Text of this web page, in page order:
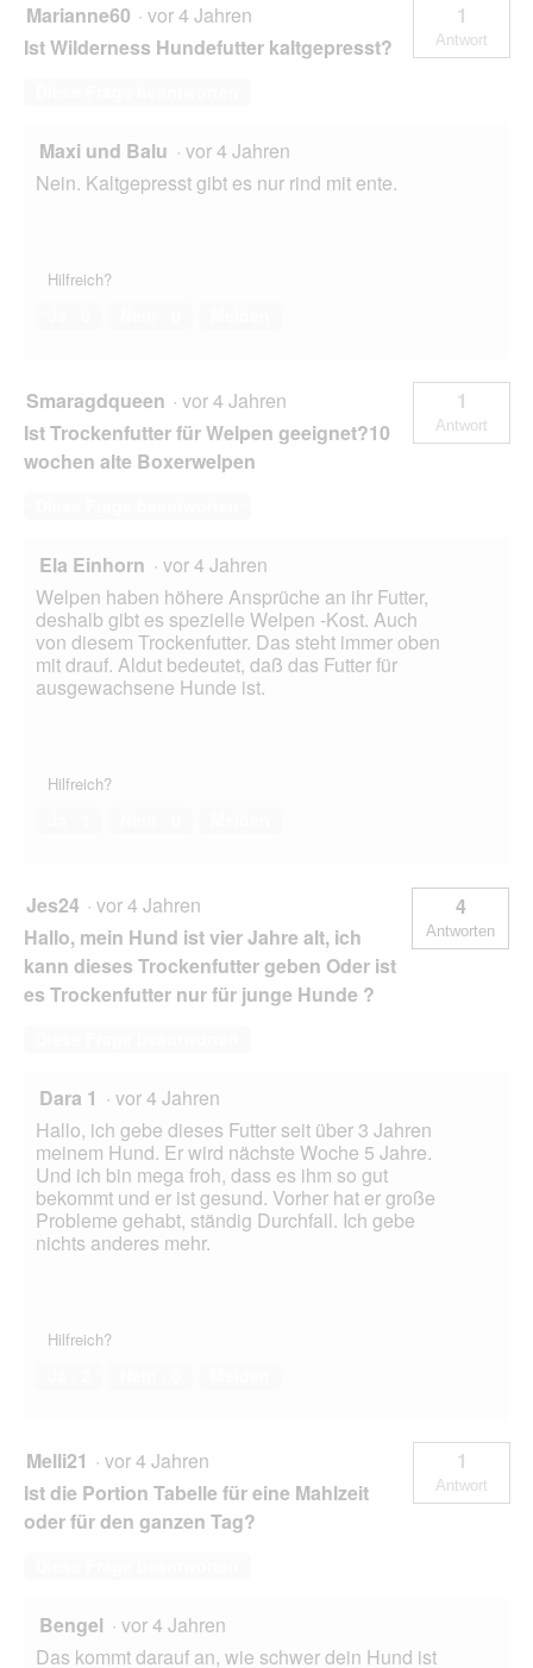
Marianne60 · vor 4 Jahren
Ist Wilderness Hundefutter kaltgepresst?
1
Antwort
Maxi und Balu · vor 4 Jahren
Nein. Kaltgepresst gibt es nur rind mit ente.
Hilfreich?
Smaragdqueen · vor 4 Jahren
Ist Trockenfutter für Welpen geeignet?10
wochen alte Boxerwelpen
1
Antwort
Ela Einhorn · vor 4 Jahren
Welpen haben höhere Ansprüche an ihr Futter,
deshalb gibt es spezielle Welpen -Kost. Auch
von diesem Trockenfutter. Das steht immer oben
mit drauf. Aldut bedeutet, daß das Futter für
ausgewachsene Hunde ist.
Hilfreich?
Jes24 · vor 4 Jahren
Hallo, mein Hund ist vier Jahre alt, ich
kann dieses Trockenfutter geben Oder ist
es Trockenfutter nur für junge Hunde ?
4
Antworten
Dara 1 · vor 4 Jahren
Hallo, ich gebe dieses Futter seit über 3 Jahren
meinem Hund. Er wird nächste Woche 5 Jahre.
Und ich bin mega froh, dass es ihm so gut
bekommt und er ist gesund. Vorher hat er große
Probleme gehabt, ständig Durchfall. Ich gebe
nichts anderes mehr.
Hilfreich?
Melli21 · vor 4 Jahren
Ist die Portion Tabelle für eine Mahlzeit
oder für den ganzen Tag?
1
Antwort
Bengel · vor 4 Jahren
Das kommt darauf an, wie schwer dein Hund ist